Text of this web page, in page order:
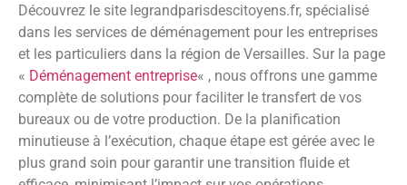
Découvrez le site legrandparisdescitoyens.fr, spécialisé
dans les services de déménagement pour les entreprises
et les particuliers dans la région de Versailles. Sur la page
« Déménagement entreprise« , nous offrons une gamme
complète de solutions pour faciliter le transfert de vos
bureaux ou de votre production. De la planification
minutieuse à l’exécution, chaque étape est gérée avec le
plus grand soin pour garantir une transition fluide et